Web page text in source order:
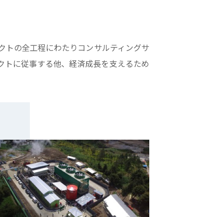
トの全工程にわたりコンサルティングサ
に従事する他、経済成長を支えるため